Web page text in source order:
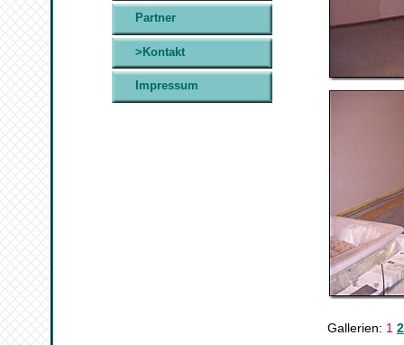
Partner
>Kontakt
Impressum
Gallerien: 1 2